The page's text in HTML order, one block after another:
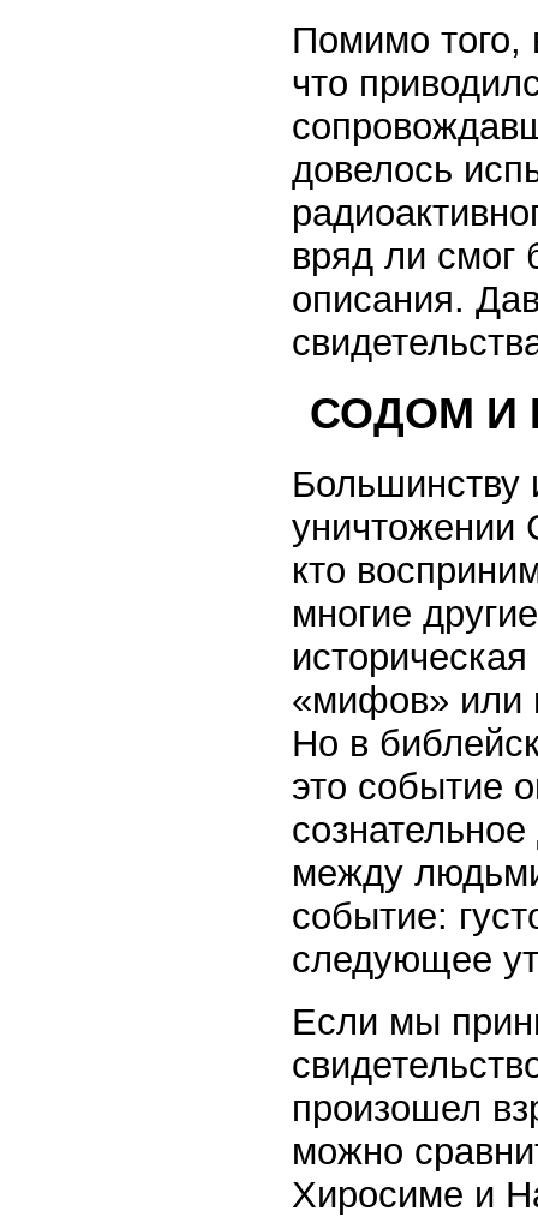
Помимо того,
что
довелось
вряд ли смог
описания.
СОДОМ И
Большинству
уничтожении
кто
многие
«мифов» или
Но в
это событие
между
событие:
следующее
Если мы
произошел
можно
Хиросиме и